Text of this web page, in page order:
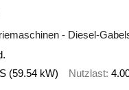
- Diesel-
(59.54 kW) Nutzlast